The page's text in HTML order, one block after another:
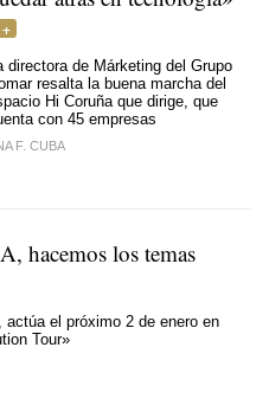
directora de Márketing del Grupo
resalta la buena marcha del
Hi Coruña que dirige, que
con 45 empresas
F. CUBA
hacemos los temas
el próximo 2 de enero en
Tour»